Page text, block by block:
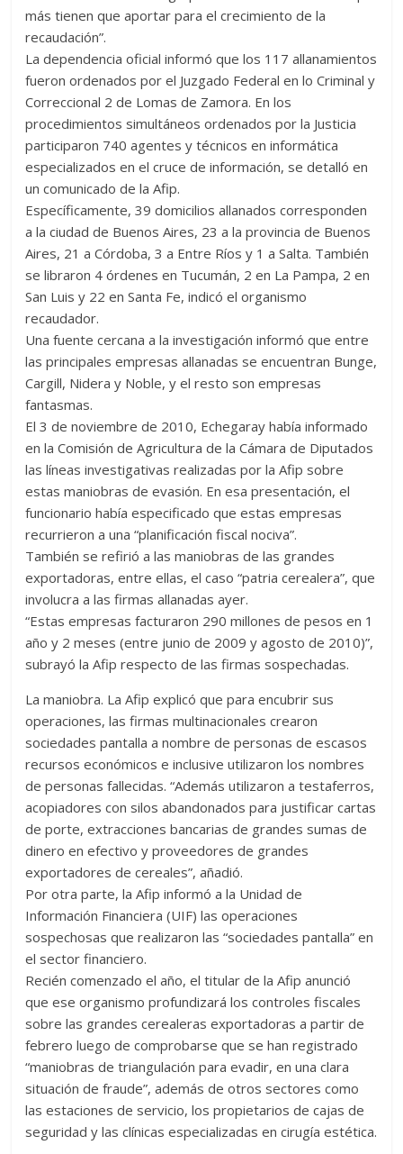
más tienen que aportar para el crecimiento de la
recaudación”.
La dependencia oficial informó que los 117 allanamientos
fueron ordenados por el Juzgado Federal en lo Criminal y
Correccional 2 de Lomas de Zamora. En los
procedimientos simultáneos ordenados por la Justicia
participaron 740 agentes y técnicos en informática
especializados en el cruce de información, se detalló en
un comunicado de la Afip.
Específicamente, 39 domicilios allanados corresponden
a la ciudad de Buenos Aires, 23 a la provincia de Buenos
Aires, 21 a Córdoba, 3 a Entre Ríos y 1 a Salta. También
se libraron 4 órdenes en Tucumán, 2 en La Pampa, 2 en
San Luis y 22 en Santa Fe, indicó el organismo
recaudador.
Una fuente cercana a la investigación informó que entre
las principales empresas allanadas se encuentran Bunge,
Cargill, Nidera y Noble, y el resto son empresas
fantasmas.
El 3 de noviembre de 2010, Echegaray había informado
en la Comisión de Agricultura de la Cámara de Diputados
las líneas investigativas realizadas por la Afip sobre
estas maniobras de evasión. En esa presentación, el
funcionario había especificado que estas empresas
recurrieron a una “planificación fiscal nociva”.
También se refirió a las maniobras de las grandes
exportadoras, entre ellas, el caso “patria cerealera”, que
involucra a las firmas allanadas ayer.
“Estas empresas facturaron 290 millones de pesos en 1
año y 2 meses (entre junio de 2009 y agosto de 2010)”,
subrayó la Afip respecto de las firmas sospechadas.
La maniobra. La Afip explicó que para encubrir sus
operaciones, las firmas multinacionales crearon
sociedades pantalla a nombre de personas de escasos
recursos económicos e inclusive utilizaron los nombres
de personas fallecidas. “Además utilizaron a testaferros,
acopiadores con silos abandonados para justificar cartas
de porte, extracciones bancarias de grandes sumas de
dinero en efectivo y proveedores de grandes
exportadores de cereales”, añadió.
Por otra parte, la Afip informó a la Unidad de
Información Financiera (UIF) las operaciones
sospechosas que realizaron las “sociedades pantalla” en
el sector financiero.
Recién comenzado el año, el titular de la Afip anunció
que ese organismo profundizará los controles fiscales
sobre las grandes cerealeras exportadoras a partir de
febrero luego de comprobarse que se han registrado
“maniobras de triangulación para evadir, en una clara
situación de fraude”, además de otros sectores como
las estaciones de servicio, los propietarios de cajas de
seguridad y las clínicas especializadas en cirugía estética.